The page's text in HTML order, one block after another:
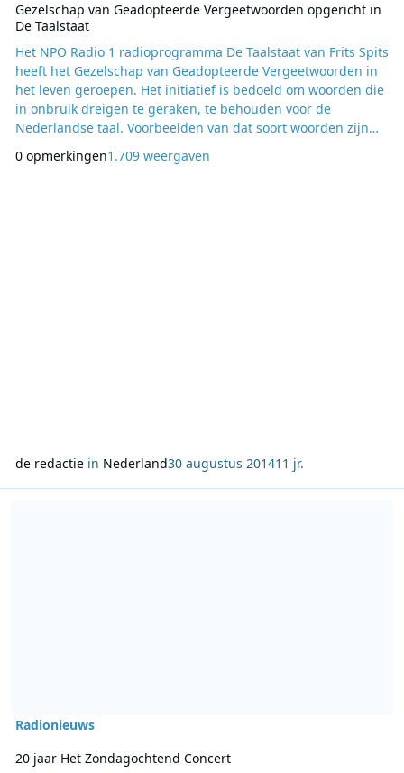
Gezelschap van Geadopteerde Vergeetwoorden opgericht in
De Taalstaat
Het NPO Radio 1 radioprogramma De Taalstaat van Frits Spits
heeft het Gezelschap van Geadopteerde Vergeetwoorden in
het leven geroepen. Het initiatief is bedoeld om woorden die
in onbruik dreigen te geraken, te behouden voor de
Nederlandse taal. Voorbeelden van dat soort woorden zijn
Taalstaat op NPO Radio 1 kunnen een woord adopteren en
0 opmerkingen1.709 weergaven
de redactiein Nederland30 augustus 201411 jr.
Radionieuws
20 jaar Het Zondagochtend Concert